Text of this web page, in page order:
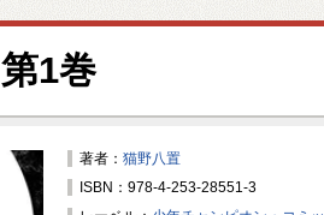
第1巻
著者： 猫野八置
ISBN：978-4-253-28551-3